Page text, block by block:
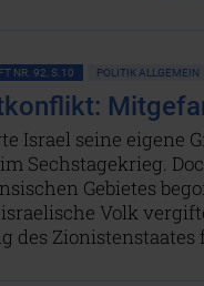
NR. 92, S.10 POLITIK ALLGEMEIN
Israel seine eigene
Sechstagekrieg.
Gebietes
Volk
des Zionistenstaates